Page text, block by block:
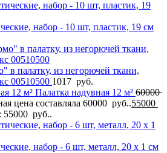
набор - 10 шт, пластик, 19 см
в палатку, из негорючей ткани,
00510500 1017 руб.
Палатка надувная 12 м² 60000
цена составляла 60000 руб..55000
55000 руб..
набор - 6 шт, металл, 20 х 1 см